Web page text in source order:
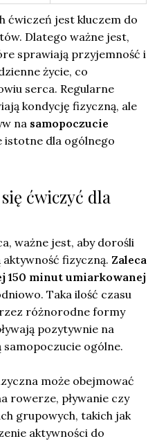
ćwiczeń jest kluczem do
Dlatego ważne jest,
sprawiają przyjemność i
życie, co
serca. Regularne
kondycję fizyczną, ale
na samopoczucie
istotne dla ogólnego
ćwiczyć dla
ważne jest, aby dorośli
fizyczną. Zaleca
150 minut umiarkowanej
Taka ilość czasu
różnorodne formy
pozytywnie na
ogólne.
może obejmować
rowerze, pływanie czy
grupowych, takich jak
aktywności do